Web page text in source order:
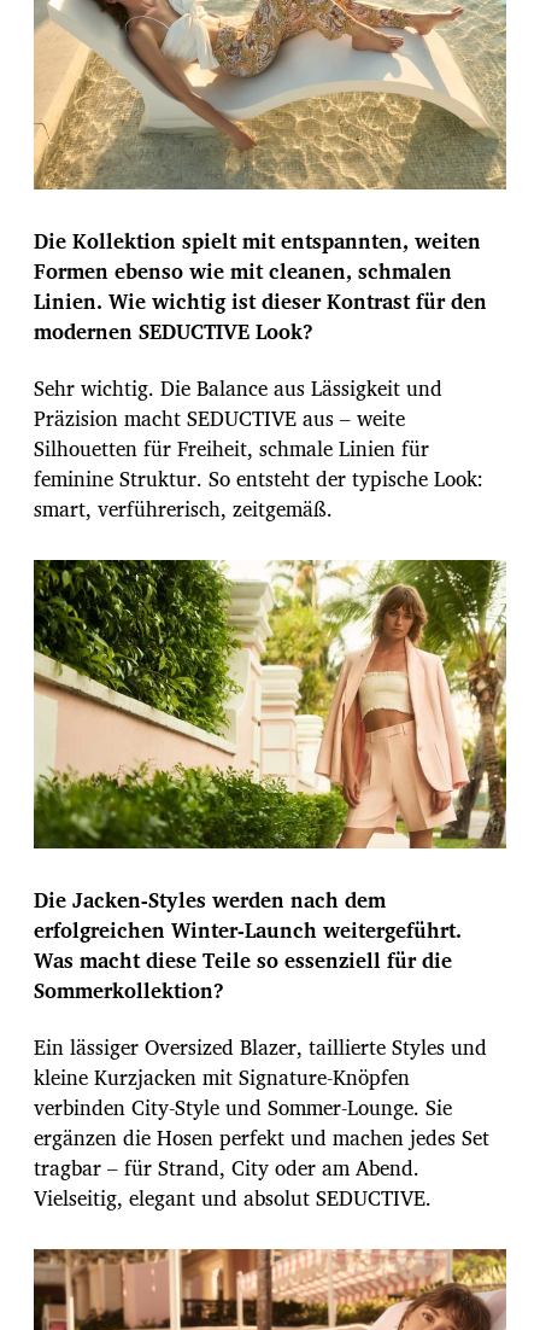
Die Kollektion spielt mit entspannten, weiten
Formen ebenso wie mit cleanen, schmalen
Linien. Wie wichtig ist dieser Kontrast für den
modernen SEDUCTIVE Look?
Sehr wichtig. Die Balance aus Lässigkeit und
Präzision macht SEDUCTIVE aus – weite
Silhouetten für Freiheit, schmale Linien für
feminine Struktur. So entsteht der typische Look:
smart, verführerisch, zeitgemäß.
Die Jacken-Styles werden nach dem
erfolgreichen Winter-Launch weitergeführt.
Was macht diese Teile so essenziell für die
Sommerkollektion?
Ein lässiger Oversized Blazer, taillierte Styles und
kleine Kurzjacken mit Signature-Knöpfen
verbinden City-Style und Sommer-Lounge. Sie
ergänzen die Hosen perfekt und machen jedes Set
tragbar – für Strand, City oder am Abend.
Vielseitig, elegant und absolut SEDUCTIVE.